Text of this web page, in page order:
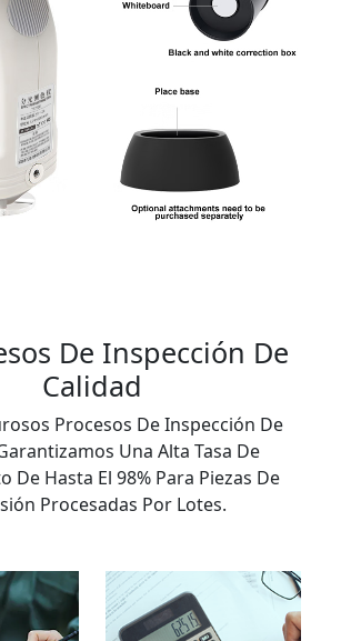
De Inspección De
Calidad
Procesos De Inspección De
Una Alta Tasa De
De Hasta El 98% Para Piezas De
Procesadas Por Lotes.